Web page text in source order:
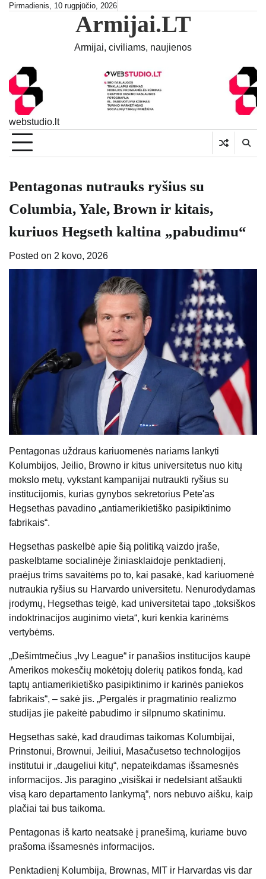
SkipPirmadienis, 10 rugpjūčio, 2026
Armijai.LT
Armijai, civiliams, naujienos
webstudio.lt
Pentagonas nutrauks ryšius su
Columbia, Yale, Brown ir kitais,
kuriuos Hegseth kaltina „pabudimu“
Posted on 2 kovo, 2026
Pentagonas uždraus kariuomenės nariams lankyti
Kolumbijos, Jeilio, Browno ir kitus universitetus nuo kitų
mokslo metų, vykstant kampanijai nutraukti ryšius su
institucijomis, kurias gynybos sekretorius Pete'as
Hegsethas pavadino „antiamerikietiško pasipiktinimo
fabrikais“.
Hegsethas paskelbė apie šią politiką vaizdo įraše,
paskelbtame socialinėje žiniasklaidoje penktadienį,
praėjus trims savaitėms po to, kai pasakė, kad kariuomenė
nutraukia ryšius su Harvardo universitetu. Nenurodydamas
įrodymų, Hegsethas teigė, kad universitetai tapo „toksiškos
indoktrinacijos auginimo vieta“, kuri kenkia karinėms
vertybėms.
„Dešimtmečius „Ivy League“ ir panašios institucijos kaupė
Amerikos mokesčių mokėtojų dolerių patikos fondą, kad
taptų antiamerikietiško pasipiktinimo ir karinės paniekos
fabrikais“, – sakė jis. „Pergalės ir pragmatinio realizmo
studijas jie pakeitė pabudimo ir silpnumo skatinimu.
Hegsethas sakė, kad draudimas taikomas Kolumbijai,
Prinstonui, Brownui, Jeiliui, Masačusetso technologijos
institutui ir „daugeliui kitų“, nepateikdamas išsamesnės
informacijos. Jis paragino „visiškai ir nedelsiant atšaukti
visą karo departamento lankymą“, nors nebuvo aišku, kaip
plačiai tai bus taikoma.
Pentagonas iš karto neatsakė į pranešimą, kuriame buvo
prašoma išsamesnės informacijos.
Penktadienį Kolumbija, Brownas, MIT ir Harvardas vis dar